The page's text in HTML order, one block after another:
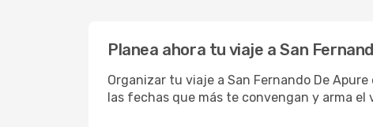
Planea ahora tu viaje a San
Organizar tu viaje a San Fernando De
las fechas que más te convengan y arma